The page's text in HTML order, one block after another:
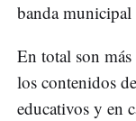
banda municipal
En total son más
los contenidos
educativos y en